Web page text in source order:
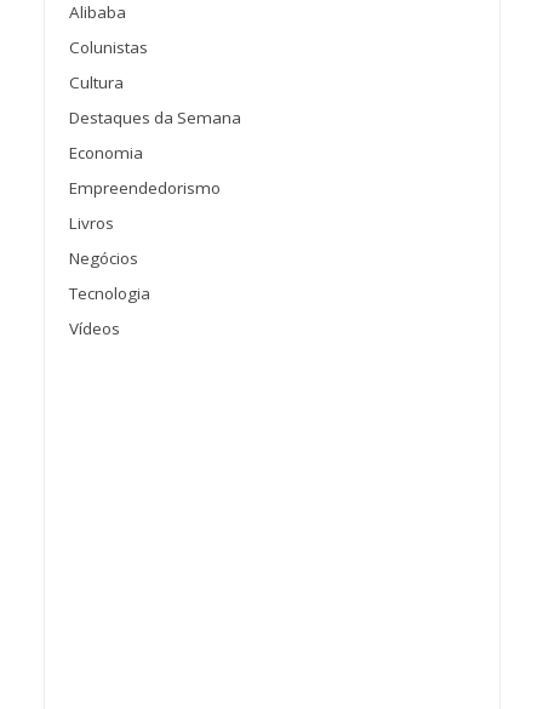
Alibaba
Colunistas
Cultura
Destaques da Semana
Economia
Empreendedorismo
Livros
Negócios
Tecnologia
Vídeos